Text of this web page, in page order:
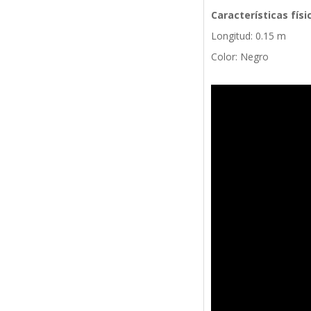
Características
Longitud: 0.15 m
Color: Negro